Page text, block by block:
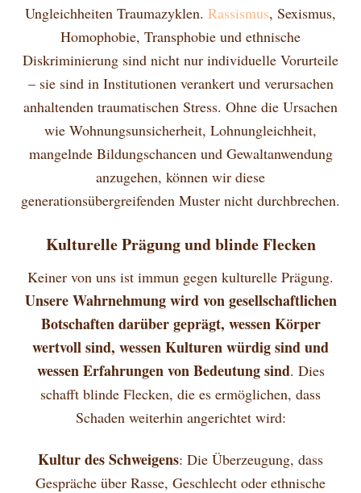
Ungleichheiten Traumazyklen. Rassismus, Sexismus,
Homophobie, Transphobie und ethnische
Diskriminierung sind nicht nur individuelle Vorurteile
– sie sind in Institutionen verankert und verursachen
anhaltenden traumatischen Stress. Ohne die Ursachen
wie Wohnungsunsicherheit, Lohnungleichheit,
mangelnde Bildungschancen und Gewaltanwendung
anzugehen, können wir diese
generationsübergreifenden Muster nicht durchbrechen.
Kulturelle Prägung und blinde Flecken
Keiner von uns ist immun gegen kulturelle Prägung.
Unsere Wahrnehmung wird von gesellschaftlichen
Botschaften darüber geprägt, wessen Körper
wertvoll sind, wessen Kulturen würdig sind und
wessen Erfahrungen von Bedeutung sind. Dies
schafft blinde Flecken, die es ermöglichen, dass
Schaden weiterhin angerichtet wird:
Kultur des Schweigens: Die Überzeugung, dass
Gespräche über Rasse, Geschlecht oder ethnische